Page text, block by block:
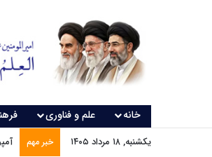
خانه علم و فناوری
یکشنبه, ۱۸ مرداد ۱۴۰۵ خبر مهم